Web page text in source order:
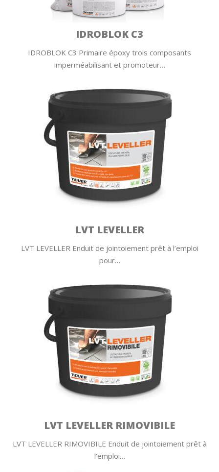
IDROBLOK C3
IDROBLOK C3 Primaire époxy trois composants
imperméabilisant et promoteur…
LVT LEVELLER
LVT LEVELLER Enduit de jointoiement prêt à l’emploi
pour…
LVT LEVELLER RIMOVIBILE
LVT LEVELLER RIMOVIBILE Enduit de jointoiement prêt à
l’emploi…